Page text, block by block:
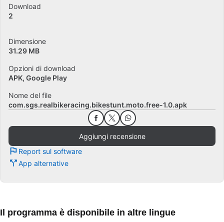
Download
2
Dimensione
31.29 MB
Opzioni di download
APK, Google Play
Nome del file
com.sgs.realbikeracing.bikestunt.moto.free-1.0.apk
Aggiungi recensione
Report sul software
App alternative
Il programma è disponibile in altre lingue